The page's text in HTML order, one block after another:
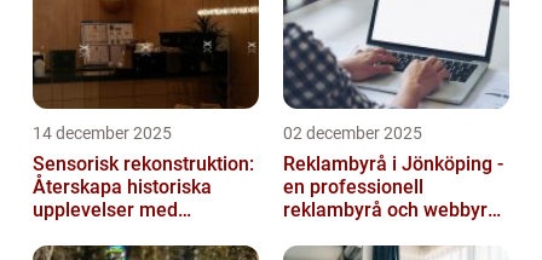
14 december 2025
Sensorisk rekonstruktion:
Återskapa historiska
upplevelser med
02 december 2025
Reklambyrå i Jönköping -
en professionell
reklambyrå och webbyrå